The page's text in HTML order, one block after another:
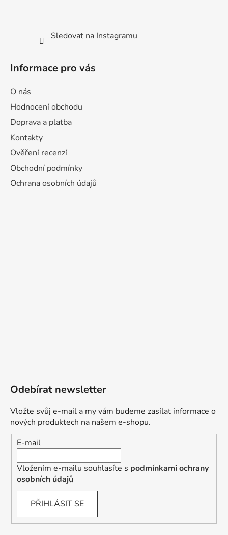
Sledovat na Instagramu
Informace pro vás
O nás
Hodnocení obchodu
Doprava a platba
Kontakty
Ověření recenzí
Obchodní podmínky
Ochrana osobních údajů
Odebírat newsletter
Vložte svůj e-mail a my vám budeme zasílat informace o
nových produktech na našem e-shopu.
E-mail
Vložením e-mailu souhlasíte s podmínkami ochrany
osobních údajů
PŘIHLÁSIT SE